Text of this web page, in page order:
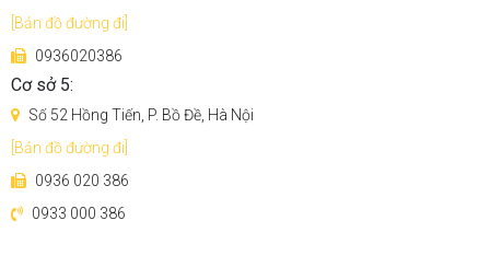
[Bản đồ đường đi]
0936020386
Cơ sở 5:
Số 52 Hồng Tiến, P. Bồ Đề, Hà Nội
[Bản đồ đường đi]
0936 020 386
0933 000 386